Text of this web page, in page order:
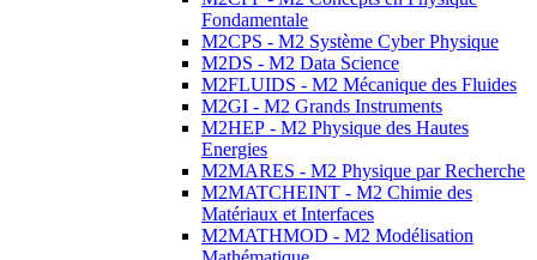
Fondamentale
M2CPS - M2 Système Cyber Physique
M2DS - M2 Data Science
M2FLUIDS - M2 Mécanique des Fluides
M2GI - M2 Grands Instruments
M2HEP - M2 Physique des Hautes
Energies
M2MARES - M2 Physique par Recherche
M2MATCHEINT - M2 Chimie des
Matériaux et Interfaces
M2MATHMOD - M2 Modélisation